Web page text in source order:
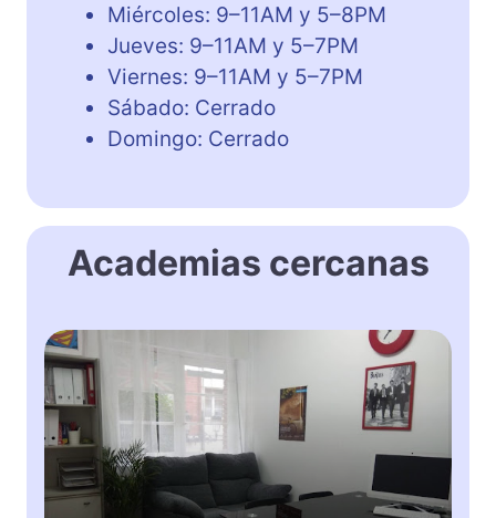
Miércoles: 9–11AM y 5–8PM
Jueves: 9–11AM y 5–7PM
Viernes: 9–11AM y 5–7PM
Sábado: Cerrado
Domingo: Cerrado
Academias cercanas
K
i
n
g
s
o